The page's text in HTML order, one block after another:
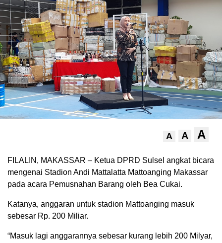
A A A
FILALIN, MAKASSAR – Ketua DPRD Sulsel angkat bicara
mengenai Stadion Andi Mattalatta Mattoanging Makassar
pada acara Pemusnahan Barang oleh Bea Cukai.
Katanya, anggaran untuk stadion Mattoanging masuk
sebesar Rp. 200 Miliar.
“Masuk lagi anggarannya sebesar kurang lebih 200 Milyar,